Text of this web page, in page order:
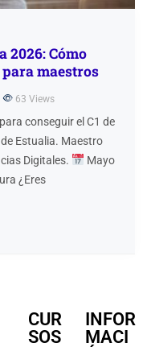
Cómo
maestros
63 Views
conseguir el C1 de
Estualia. Maestro
Digitales.
Mayo
¿Eres
CUR
SOS
INFOR
MACI